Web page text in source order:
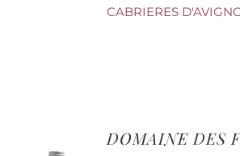
CABRIERES
DOMAINE DES